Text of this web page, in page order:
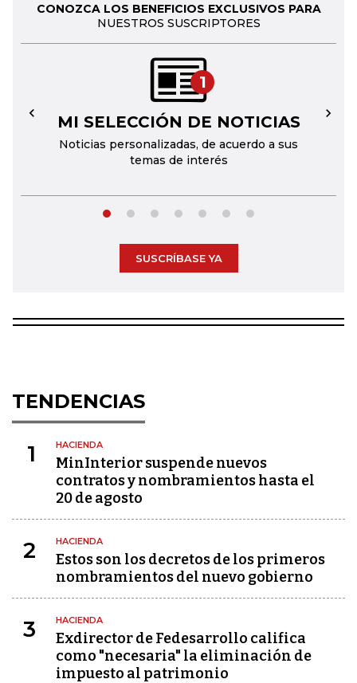
CONOZCA LOS BENEFICIOS EXCLUSIVOS PARA
NUESTROS SUSCRIPTORES
1
MI SELECCIÓN DE NOTICIAS
Noticias personalizadas, de acuerdo a sus
temas de interés
← →
SUSCRÍBASE YA
TENDENCIAS
1 HACIENDA
MinInterior suspende nuevos
contratos y nombramientos hasta el
20 de agosto
2 HACIENDA
Estos son los decretos de los primeros
nombramientos del nuevo gobierno
3 HACIENDA
Exdirector de Fedesarrollo califica
como "necesaria" la eliminación de
impuesto al patrimonio